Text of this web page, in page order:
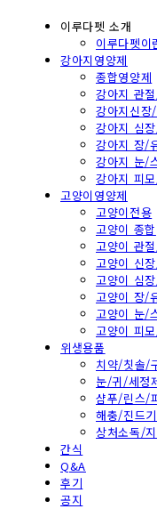
이루다펫 소개
이루다펫이
강아지영양제
종합영양제
강아지 관
강아지신장
강아지 심
강아지 장/
강아지 눈/
강아지 피
고양이영양제
고양이전용
고양이 종합
고양이 관
고양이 신
고양이 심
고양이 장/
고양이 눈/
고양이 피
위생용품
치약/칫솔/
눈/귀/세정
샴푸/린스/
해충/진드
상처소독/
간식
Q&A
후기
공지